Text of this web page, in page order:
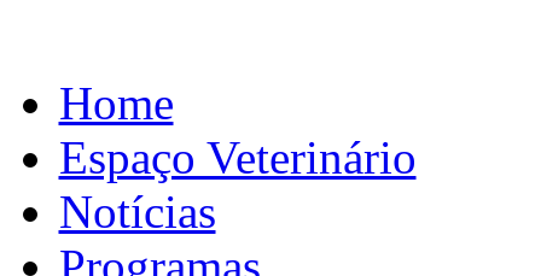
Home
Espaço Veterinário
Notícias